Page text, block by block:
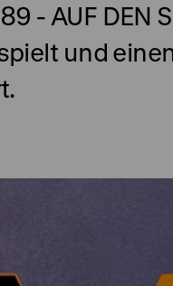
- AUF DEN
und